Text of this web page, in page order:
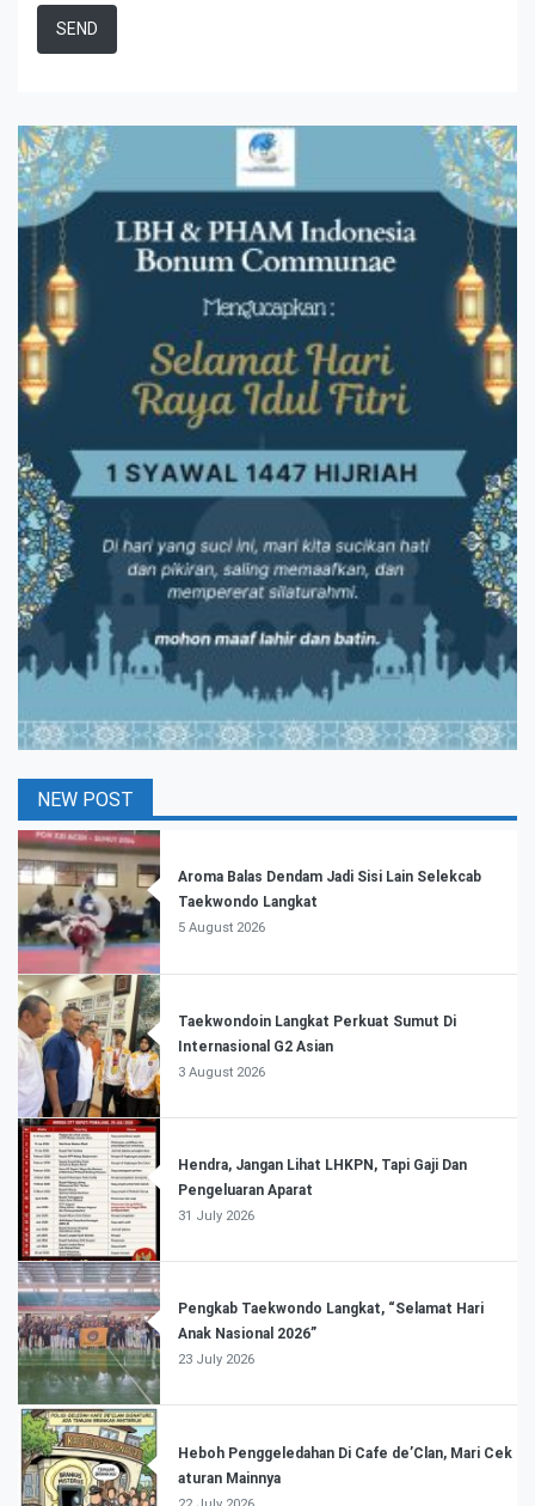
NEW POST
Aroma Balas Dendam Jadi Sisi Lain Selekcab
Taekwondo Langkat
5 August 2026
Taekwondoin Langkat Perkuat Sumut Di
Internasional G2 Asian
3 August 2026
Hendra, Jangan Lihat LHKPN, Tapi Gaji Dan
Pengeluaran Aparat
31 July 2026
Pengkab Taekwondo Langkat, “Selamat Hari
Anak Nasional 2026”
23 July 2026
Heboh Penggeledahan Di Cafe de’Clan, Mari Cek
aturan Mainnya